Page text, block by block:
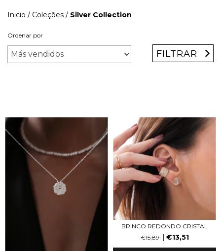
Inicio / Coleções / Silver Collection
Ordenar por
FILTRAR
BRINCO REDONDO CRISTAL
€15,89
€13,51